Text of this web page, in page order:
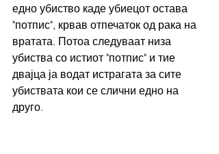
едно убиство каде убиецот остава
"потпис", крвав отпечаток од рака на
вратата. Потоа следуваат низа
убиства со истиот "потпис" и тие
двајца ја водат истрагата за сите
убиствата кои се слични едно на
друго.